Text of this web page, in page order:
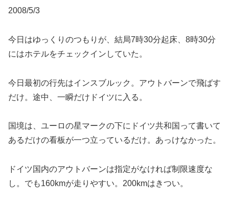
2008/5/3
今日はゆっくりのつもりが、結局7時30分起床、8時30分
にはホテルをチェックインしていた。
今日最初の行先はインスブルック。アウトバーンで飛ばす
だけ。途中、一瞬だけドイツに入る。
国境は、ユーロの星マークの下にドイツ共和国って書いて
あるだけの看板が一つ立っているだけ。あっけなかった。
ドイツ国内のアウトバーンは指定がなければ制限速度な
し。でも160kmが走りやすい。200kmはきつい。